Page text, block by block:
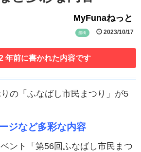
MyFunaねっと
船橋 2023/10/17
年前に書かれた内容です
の「ふなばし市民まつり」が5
ジなど多彩な内容
ント「第56回ふなばし市民まつ